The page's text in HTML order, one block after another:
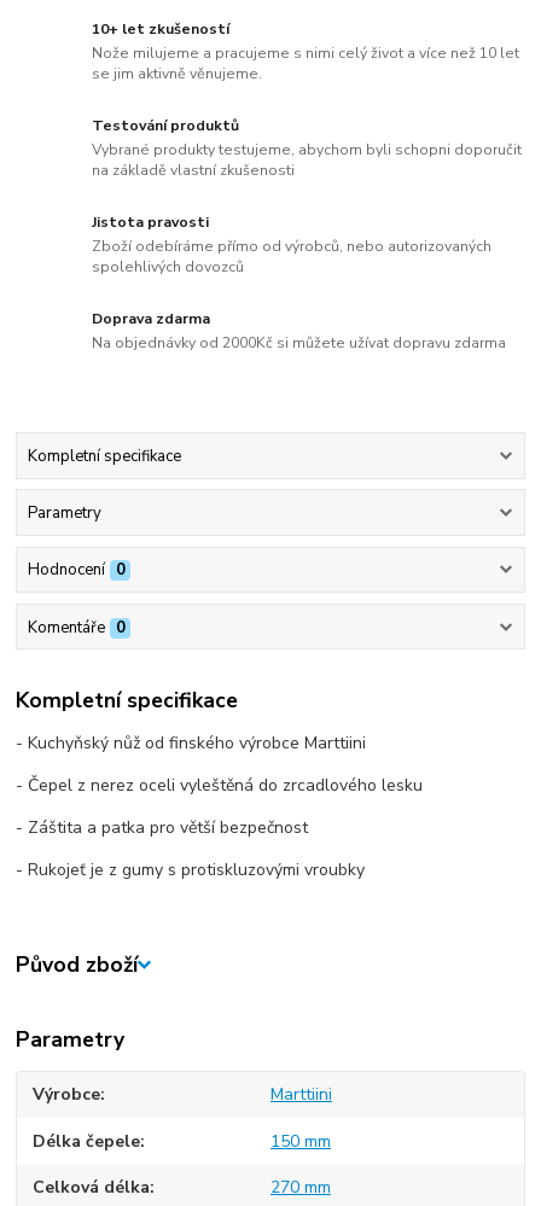
10+ let zkušeností
Nože milujeme a pracujeme s nimi celý život a více než 10 let
se jim aktivně věnujeme.
Testování produktů
Vybrané produkty testujeme, abychom byli schopni doporučit
na základě vlastní zkušenosti
Jistota pravosti
Zboží odebíráme přímo od výrobců, nebo autorizovaných
spolehlivých dovozců
Doprava zdarma
Na objednávky od 2000Kč si můžete užívat dopravu zdarma
Kompletní specifikace
Parametry
Hodnocení 0
Komentáře 0
Kompletní specifikace
- Kuchyňský nůž od finského výrobce Marttiini
- Čepel z nerez oceli vyleštěná do zrcadlového lesku
- Záštita a patka pro větší bezpečnost
- Rukojeť je z gumy s protiskluzovými vroubky
Původ zboží
Parametry
Výrobce Marttiini
Délka čepele 150 mm
Celková délka 270 mm